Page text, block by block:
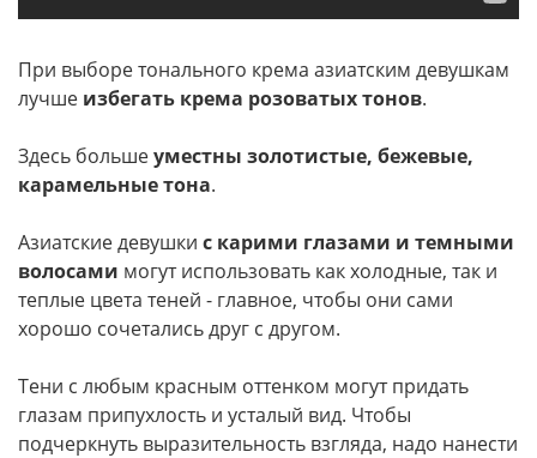
При выборе тонального крема азиатским девушкам
лучше избегать крема розоватых тонов.
Здесь большеуместны золотистые, бежевые,
карамельные тона.
Азиатские девушки с карими глазами и темными
волосами могут использовать как холодные, так и
теплые цвета теней - главное, чтобы они сами
хорошо сочетались друг с другом.
Тени с любым красным оттенком могут придать
глазам припухлость и усталый вид. Чтобы
подчеркнуть выразительность взгляда, надо нанести